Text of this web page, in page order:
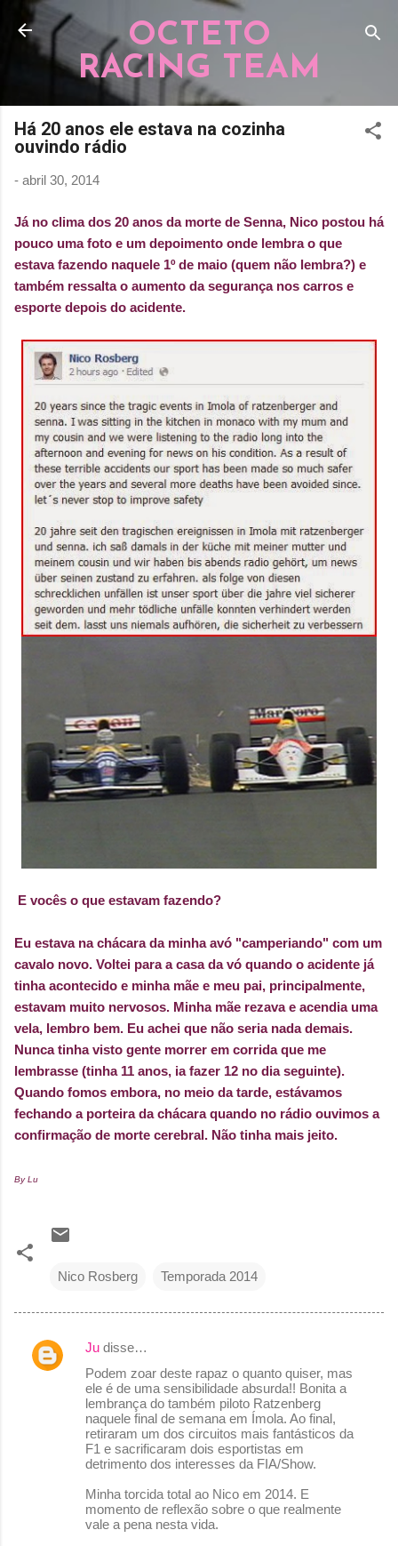
Pular para o conteúdo principal
OCTETO
RACING TEAM
Há 20 anos ele estava na cozinha
ouvindo rádio
- abril 30, 2014
Já no clima dos 20 anos da morte de Senna, Nico postou há
pouco uma foto e um depoimento onde lembra o que
estava fazendo naquele 1º de maio (quem não lembra?) e
também ressalta o aumento da segurança nos carros e
esporte depois do acidente.
E vocês o que estavam fazendo?
Eu estava na chácara da minha avó "camperiando" com um
cavalo novo. Voltei para a casa da vó quando o acidente já
tinha acontecido e minha mãe e meu pai, principalmente,
estavam muito nervosos. Minha mãe rezava e acendia uma
vela, lembro bem. Eu achei que não seria nada demais.
Nunca tinha visto gente morrer em corrida que me
lembrasse (tinha 11 anos, ia fazer 12 no dia seguinte).
Quando fomos embora, no meio da tarde, estávamos
fechando a porteira da chácara quando no rádio ouvimos a
confirmação de morte cerebral. Não tinha mais jeito.
By Lu
Nico Rosberg Temporada 2014
C
Ju disse…
Podem zoar deste rapaz o quanto quiser, mas
ele é de uma sensibilidade absurda!! Bonita a
lembrança do também piloto Ratzenberg
naquele final de semana em Ímola. Ao final,
retiraram um dos circuitos mais fantásticos da
F1 e sacrificaram dois esportistas em
detrimento dos interesses da FIA/Show.
Minha torcida total ao Nico em 2014. E
momento de reflexão sobre o que realmente
vale a pena nesta vida.